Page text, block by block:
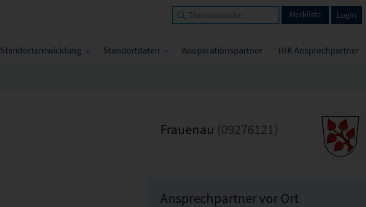
Standortentwicklung Standortdaten Kooperationspartner IHK Ansprechpartner
Login
Merkliste
Frauenau (09276121)
Ansprechpartner vor Ort